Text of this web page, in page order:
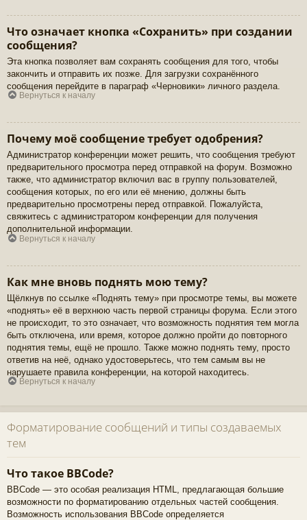
Что означает кнопка «Сохранить» при создании
сообщения?
Эта кнопка позволяет вам сохранять сообщения для того, чтобы
закончить и отправить их позже. Для загрузки сохранённого
сообщения перейдите в параграф «Черновики» личного раздела.
Вернуться к началу
Почему моё сообщение требует одобрения?
Администратор конференции может решить, что сообщения требуют
предварительного просмотра перед отправкой на форум. Возможно
также, что администратор включил вас в группу пользователей,
сообщения которых, по его или её мнению, должны быть
предварительно просмотрены перед отправкой. Пожалуйста,
свяжитесь с администратором конференции для получения
дополнительной информации.
Вернуться к началу
Как мне вновь поднять мою тему?
Щёлкнув по ссылке «Поднять тему» при просмотре темы, вы можете
«поднять» её в верхнюю часть первой страницы форума. Если этого
не происходит, то это означает, что возможность поднятия тем могла
быть отключена, или время, которое должно пройти до повторного
поднятия темы, ещё не прошло. Также можно поднять тему, просто
ответив на неё, однако удостоверьтесь, что тем самым вы не
нарушаете правила конференции, на которой находитесь.
Вернуться к началу
Форматирование сообщений и типы создаваемых
тем
Что такое BBCode?
BBCode — это особая реализация HTML, предлагающая большие
возможности по форматированию отдельных частей сообщения.
Возможность использования BBCode определяется